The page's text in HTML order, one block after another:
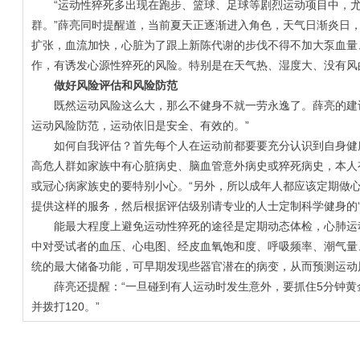
“运动性猝死多出现在跑步、篮球、足球等剧烈运动项目中，
群。”薛亮同时提醒道，当前夏天正逐渐进入角色，天气日渐炎日
扩张，血流加快，心脏为了跟上新陈代谢的步伐不得不加大泵血
作，有诱发心源性猝死的风险。特别是在天气热、湿度大、没有
做好风险评估和风险防范
既然运动风险这么大，那么不健身不就一劳永逸了。薛亮的建
运动风险防范，运动依旧是安全、有效的。”
如何自我评估？首先每个人在运动前都要要充分认识到自身健
高危人群如家族中有心脏病史、脑血管意外病史或猝死病史，本
或冠心病家族史的要特别小心。“另外，所以成年人都应该定期做
提供这样的服务，然后根据评估级别请专业的人士定制科学健身的‘
能最大程度上避免运动性猝死的途径是定期动态体检，心肺运
中对受试者的血压、心电图、经皮血氧饱和度、呼吸频率、潮气
统的最大储备功能，可早期发现些器官潜在的病变，从而预测运
薛亮还提醒：“一旦碰到有人运动时发生意外，要抓住5分钟黄
并拨打120。”